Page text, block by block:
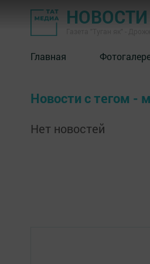
Главная
Новости с тегом -
Нет новостей